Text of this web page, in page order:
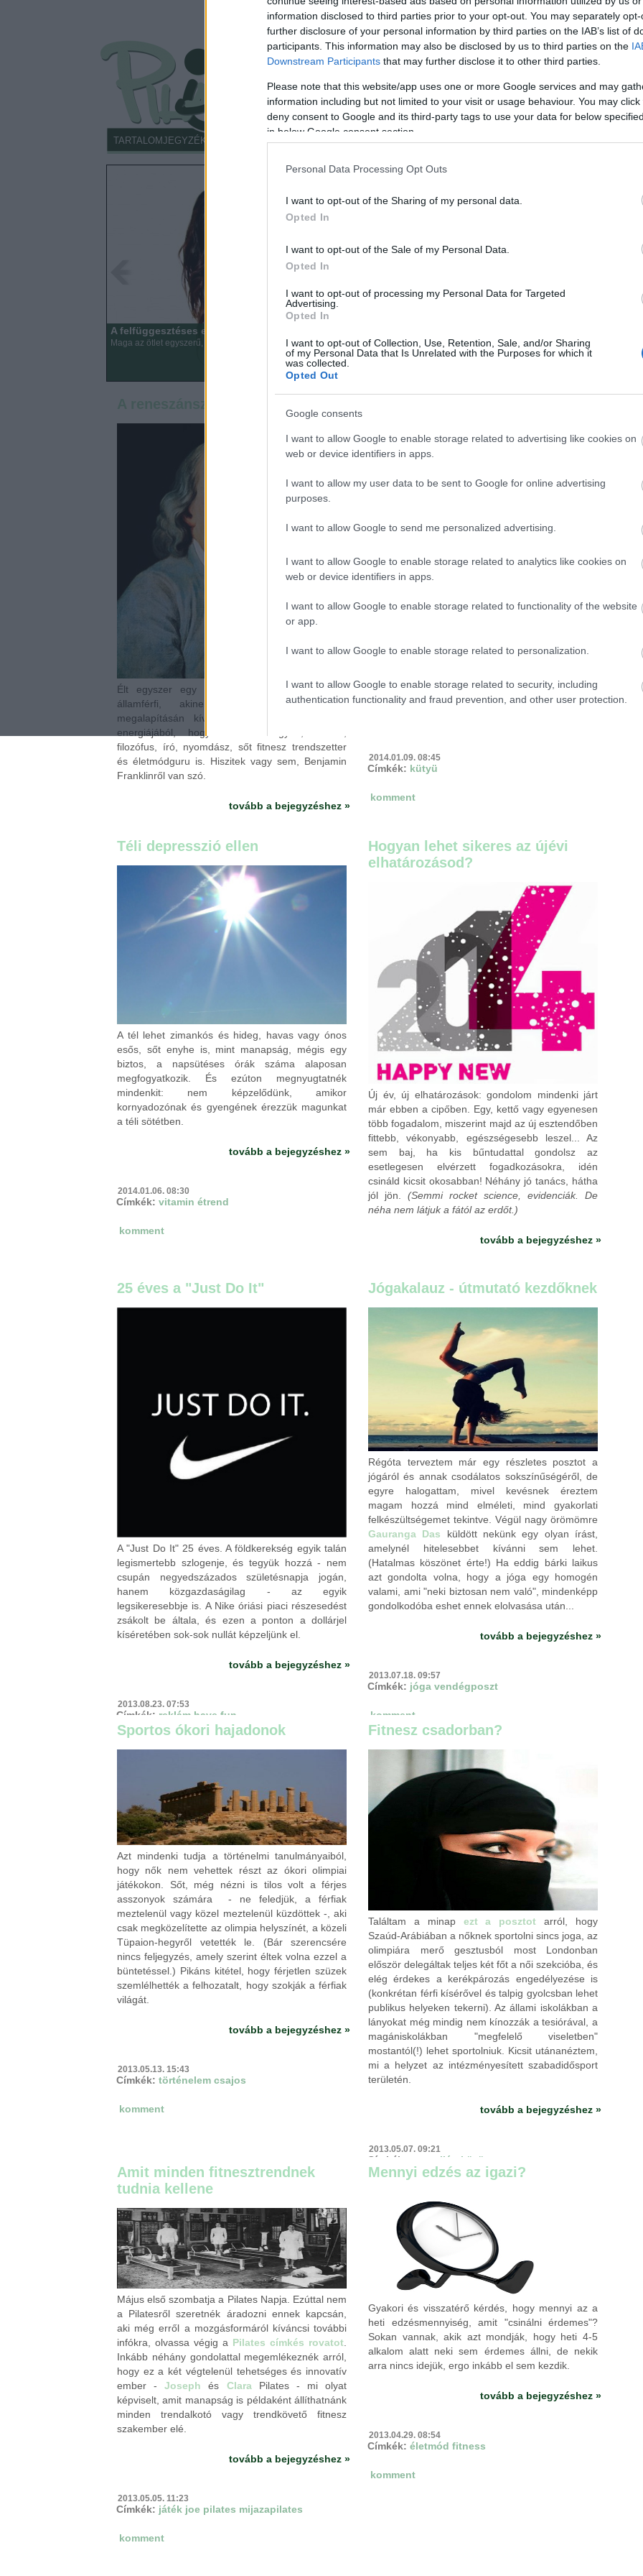
information disclosed to third parties prior to your opt-out. You may separately
further disclosure of your personal information by third parties on the IAB’s list of
participants. This information may also be disclosed by us to third parties on the
Downstream Participants that may further disclose it to other third parties.
Please note that this website/app uses one or more Google services and may
information including but not limited to your visit or usage behaviour. You may
deny consent to Google and its third-party tags to use your data for below
in below Google consent section.
Personal Data Processing Opt Outs
I want to opt-out of the Sharing of my personal data.
Opted In
I want to opt-out of the Sale of my Personal Data.
Opted In
I want to opt-out of processing my Personal Data for Targeted
Advertising.
Opted In
I want to opt-out of Collection, Use, Retention, Sale, and/or Sharing
of my Personal Data that Is Unrelated with the Purposes for which it
was collected.
Opted Out
Google consents
I want to allow Google to enable storage related to advertising like cookies on
web or device identifiers in apps.
I want to allow my user data to be sent to Google for online advertising
purposes.
I want to allow Google to send me personalized advertising.
I want to allow Google to enable storage related to analytics like cookies on
web or device identifiers in apps.
I want to allow Google to enable storage related to functionality of the website
or app.
I want to allow Google to enable storage related to personalization.
I want to allow Google to enable storage related to security, including
authentication functionality and fraud prevention, and other user protection.
CONFIRM
TARTALOMJEGYZÉK JÓLMEGMONDOM FITNESZDOLGOK ANATÓMIALÁJT PILATES
A
A felfüggesztéses edzésekről röviden
Maga az ötlet egyszerű, de közben zseniális, a gyakorlatok hatékonysága és testre szabhatósága megsokszorozódik.
Élt egyszer egy erősen pocakos, kerek arcú
államférfi, akinek az Egyesült Államok
megalapításán kívül még arra is futotta az
energiájából, hogy feltaláló legyen, fizikus,
filozófus, író, nyomdász, sőt fitnesz trendszetter
és életmódguru is. Hiszitek vagy sem, Benjamin
Franklinről van szó.
tovább a bejegyzéshez »
2014.01.15. 08:58
celeb
téma erejéig. Itthon is egyre népszerűbbek a
kipróbált már valamilyen eszközt vagy
alkalmazást, amely segít számszerűsíteni
eredményeit.
2014.01.09. 08:45
Címkék: kütyü
komment
Téli depresszió ellen
A tél lehet zimankós és hideg, havas vagy ónos
esős, sőt enyhe is, mint manapság, mégis egy
biztos, a napsütéses órák száma alaposan
megfogyatkozik. És ezúton megnyugtatnék
mindenkit: nem képzelődünk, amikor
kornyadozónak és gyengének érezzük magunkat
a téli sötétben.
tovább a bejegyzéshez »
2014.01.06. 08:30
Címkék: vitamin étrend
komment
Hogyan lehet sikeres az újévi
elhatározásod?
Új év, új elhatározások: gondolom mindenki járt
már ebben a cipőben. Egy, kettő vagy egyenesen
több fogadalom, miszerint majd az új esztendőben
fittebb, vékonyabb, egészségesebb leszel... Az
sem baj, ha kis bűntudattal gondolsz az
esetlegesen elvérzett fogadkozásokra, idén
csináld kicsit okosabban! Néhány jó tanács, hátha
jól jön. (Semmi rocket science, evidenciák. De
néha nem látjuk a fától az erdőt.)
tovább a bejegyzéshez »
Címkék:életmód újév tippek
25 éves a "Just Do It"
A "Just Do It" 25 éves. A földkerekség egyik talán
legismertebb szlogenje, és tegyük hozzá - nem
csupán negyedszázados születésnapja jogán,
hanem közgazdaságilag - az egyik
legsikeresebbje is. A Nike óriási piaci részesedést
zsákolt be általa, és ezen a ponton a dollárjel
kíséretében sok-sok nullát képzeljünk el.
tovább a bejegyzéshez »
2013.08.23. 07:53
Címkék: reklám have fun
Jógakalauz - útmutató kezdőknek
Régóta terveztem már egy részletes posztot a
jógáról és annak csodálatos sokszínűségéről, de
egyre halogattam, mivel kevésnek éreztem
magam hozzá mind elméleti, mind gyakorlati
felkészültségemet tekintve. Végül nagy örömömre
Gauranga Das küldött nekünk egy olyan írást,
amelynél hitelesebbet kívánni sem lehet.
(Hatalmas köszönet érte!) Ha eddig bárki laikus
azt gondolta volna, hogy a jóga egy homogén
valami, ami "neki biztosan nem való", mindenképp
gondolkodóba eshet ennek elolvasása után...
tovább a bejegyzéshez »
2013.07.18. 09:57
Címkék: jóga vendégposzt
komment
Sportos ókori hajadonok
Azt mindenki tudja a történelmi tanulmányaiból,
hogy nők nem vehettek részt az ókori olimpiai
játékokon. Sőt, még nézni is tilos volt a férjes
asszonyok számára - ne feledjük, a férfiak
meztelenül vagy közel meztelenül küzdöttek -, aki
csak megközelítette az olimpia helyszínét, a közeli
Tüpaion-hegyről vetették le. (Bár szerencsére
nincs feljegyzés, amely szerint éltek volna ezzel a
büntetéssel.) Pikáns kitétel, hogy férjetlen szüzek
szemlélhették a felhozatalt, hogy szokják a férfiak
világát.
tovább a bejegyzéshez »
2013.05.13. 15:43
Címkék: történelem csajos
komment
Fitnesz csadorban?
Találtam a minap ezt a posztot arról, hogy
Szaúd-Arábiában a nőknek sportolni sincs joga, az
olimpiára merő gesztusból most Londonban
először delegáltak teljes két főt a női szekcióba, és
elég érdekes a kerékpározás engedélyezése is
(konkrétan férfi kísérővel és talpig gyolcsban lehet
publikus helyeken tekerni). Az állami iskolákban a
lányokat még mindig nem kínozzák a tesiórával, a
magániskolákban "megfelelő viseletben"
mostantól(!) lehet sportolniuk. Kicsit utánanéztem,
mi a helyzet az intézményesített szabadidősport
területén.
tovább a bejegyzéshez »
2013.05.07. 09:21
Címkék: nagyvilág közügy
Amit minden fitnesztrendnek
tudnia kellene
Május első szombatja a Pilates Napja. Ezúttal nem
a Pilatesről szeretnék áradozni ennek kapcsán,
aki még erről a mozgásformáról kíváncsi további
infókra, olvassa végig a Pilates címkés rovatot
Inkább néhány gondolattal megemlékeznék arról,
hogy ez a két végtelenül tehetséges és innovatív
ember -Joseph és Clara Pilates - mi olyat
képviselt, amit manapság is példaként állíthatnánk
minden trendalkotó vagy trendkövető fitnesz
szakember elé.
tovább a bejegyzéshez »
2013.05.05. 11:23
Címkék: játék joe pilates mijazapilates
komment
Mennyi edzés az igazi?
Gyakori és visszatérő kérdés, hogy mennyi az a
heti edzésmennyiség, amit "csinálni érdemes"?
Sokan vannak, akik azt mondják, hogy heti 4-5
alkalom alatt neki sem érdemes állni, de nekik
arra nincs idejük, ergo inkább el sem kezdik.
tovább a bejegyzéshez »
2013.04.29. 08:54
Címkék: életmód fitness
komment